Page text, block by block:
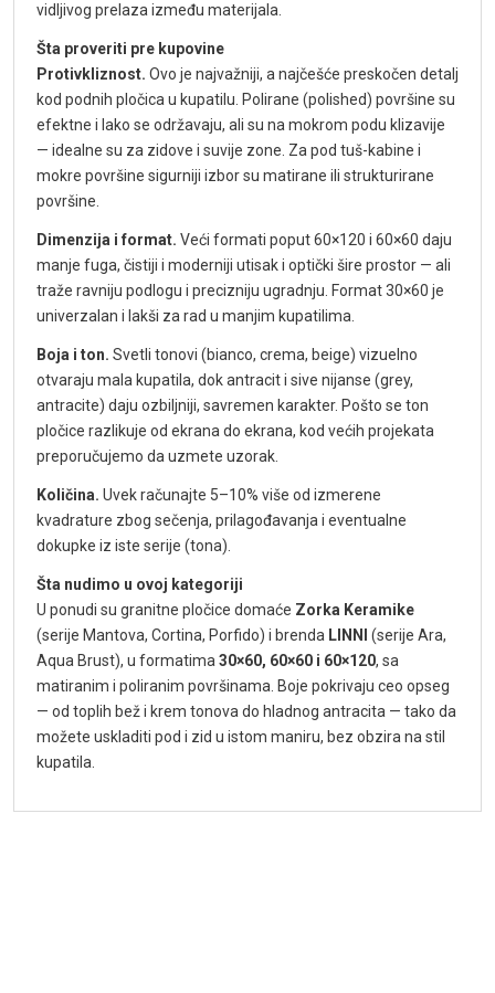
vidljivog prelaza između materijala.
Šta proveriti pre kupovine
Protivkliznost. Ovo je najvažniji, a najčešće preskočen detalj
kod podnih pločica u kupatilu. Polirane (polished) površine su
efektne i lako se održavaju, ali su na mokrom podu klizavije
— idealne su za zidove i suvije zone. Za pod tuš-kabine i
mokre površine sigurniji izbor su matirane ili strukturirane
površine.
Dimenzija i format. Veći formati poput 60×120 i 60×60 daju
manje fuga, čistiji i moderniji utisak i optički šire prostor — ali
traže ravniju podlogu i precizniju ugradnju. Format 30×60 je
univerzalan i lakši za rad u manjim kupatilima.
Boja i ton. Svetli tonovi (bianco, crema, beige) vizuelno
otvaraju mala kupatila, dok antracit i sive nijanse (grey,
antracite) daju ozbiljniji, savremen karakter. Pošto se ton
pločice razlikuje od ekrana do ekrana, kod većih projekata
preporučujemo da uzmete uzorak.
Količina. Uvek računajte 5–10% više od izmerene
kvadrature zbog sečenja, prilagođavanja i eventualne
dokupke iz iste serije (tona).
Šta nudimo u ovoj kategoriji
U ponudi su granitne pločice domaće Zorka Keramike
(serije Mantova, Cortina, Porfido) i brenda LINNI
(serije Ara,
Aqua Brust), u formatima30×60, 60×60 i 60×120, sa
matiranim i poliranim površinama. Boje pokrivaju ceo opseg
— od toplih bež i krem tonova do hladnog antracita — tako da
možete uskladiti pod i zid u istom maniru, bez obzira na stil
kupatila.